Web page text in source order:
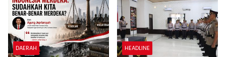
DAERAH HEADLINE